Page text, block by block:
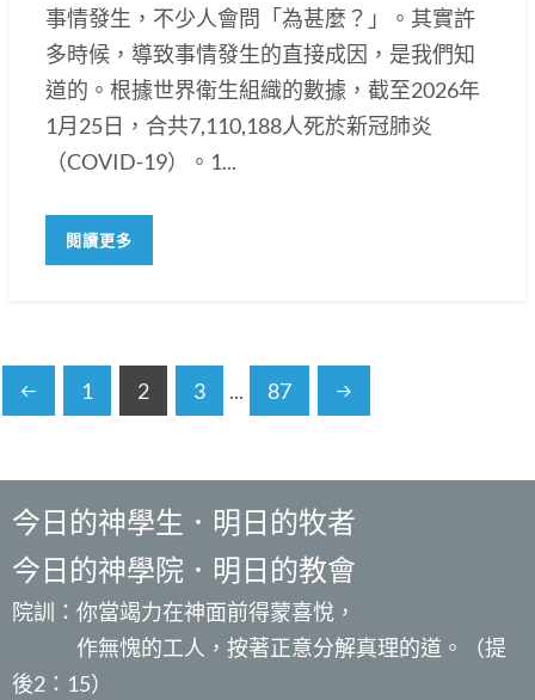
事情發生，不少人會問「為甚麼？」。其實許
多時候，導致事情發生的直接成因，是我們知
道的。根據世界衛生組織的數據，截至2026年
1月25日，合共7,110,188人死於新冠肺炎
（COVID-19）。1...
閱讀更多
1 2 3 ... 87
今日的神學生．明日的牧者
今日的神學院．明日的教會
院訓：你當竭力在神面前得蒙喜悅，
作無愧的工人，按著正意分解真理的道。（提
後2：15）